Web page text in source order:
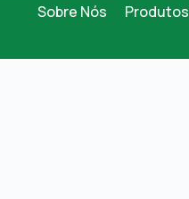
Sobre Nós Produtos